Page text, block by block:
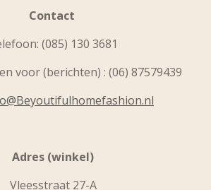
Contact
(085) 130 3681
voor (berichten) : (06) 87579439
Adres (winkel)
Vleesstraat 27-A